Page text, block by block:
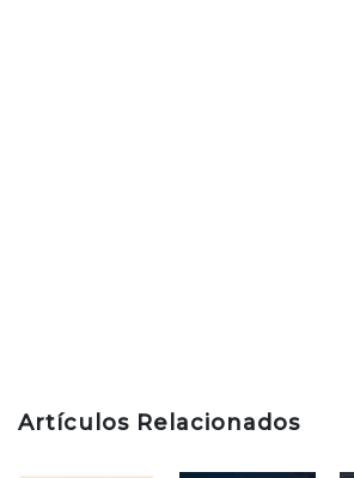
Artículos Relacionados